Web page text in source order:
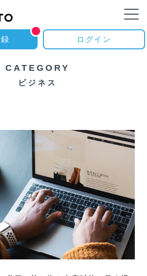
ログイン
CATEGORY
ビジネス